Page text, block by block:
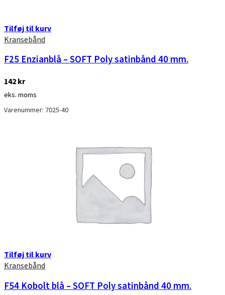
Tilføj til kurv
Kransebånd
F25 Enzianblå – SOFT Poly satinbånd 40 mm.
142kr
eks. moms
Varenummer: 7025-40
Tilføj til kurv
Kransebånd
F54 Kobolt blå – SOFT Poly satinbånd 40 mm.